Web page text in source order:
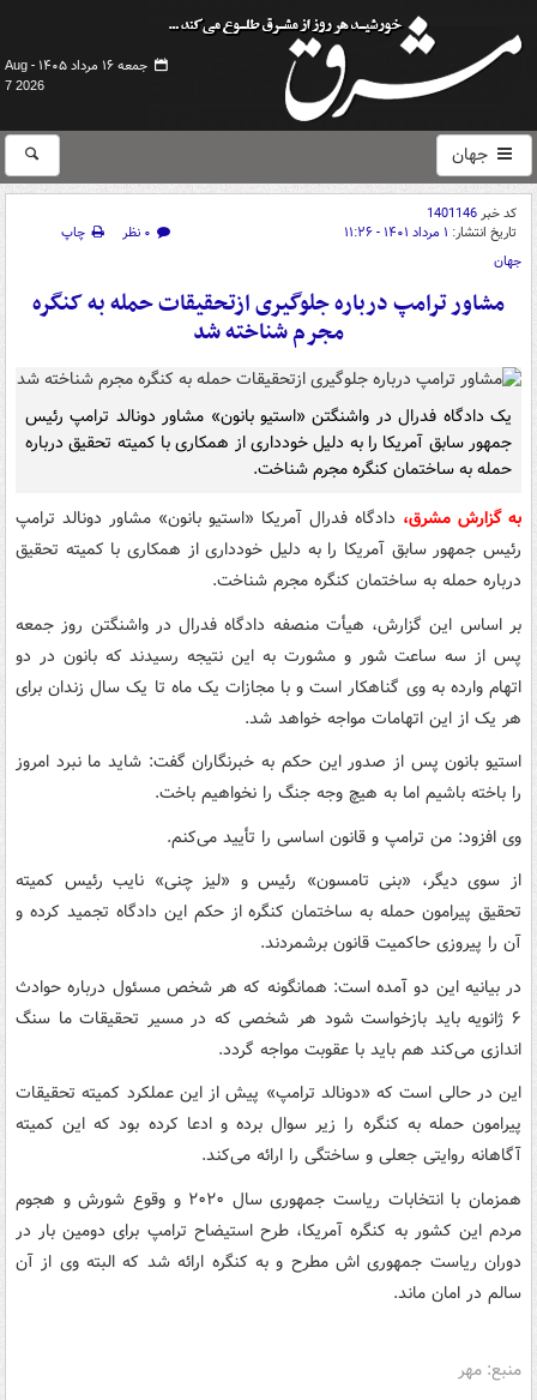
جمعه ۱۶ مرداد ۱۴۰۵ -
Aug
7 2026
جهان
کد خبر1401146
تاریخ انتشار: ۱ مرداد ۱۴۰۱ - ۱۱:۲۶ ۰ نظر
چاپ
جهان
مشاور ترامپ درباره جلوگیری ازتحقیقات حمله به کنگره
مجرم شناخته شد
یک دادگاه فدرال در واشنگتن «استیو بانون» مشاور دونالد ترامپ رئیس
جمهور سابق آمریکا را به دلیل خودداری از همکاری با کمیته تحقیق درباره
حمله به ساختمان کنگره مجرم شناخت.
به گزارش مشرق، دادگاه فدرال آمریکا «استیو بانون» مشاور دونالد ترامپ
رئیس جمهور سابق آمریکا را به دلیل خودداری از همکاری با کمیته تحقیق
درباره حمله به ساختمان کنگره مجرم شناخت.
بر اساس این گزارش، هیأت منصفه دادگاه فدرال در واشنگتن روز جمعه
پس از سه ساعت شور و مشورت به این نتیجه رسیدند که بانون در دو
اتهام وارده به وی گناهکار است و با مجازات یک ماه تا یک سال زندان برای
هر یک از این اتهامات مواجه خواهد شد.
استیو بانون پس از صدور این حکم به خبرنگاران گفت: شاید ما نبرد امروز
را باخته باشیم اما به هیچ وجه جنگ را نخواهیم باخت.
وی افزود: من ترامپ و قانون اساسی را تأیید می‌کنم.
از سوی دیگر، «بنی تامسون» رئیس و «لیز چنی» نایب رئیس کمیته
تحقیق پیرامون حمله به ساختمان کنگره از حکم این دادگاه تجمید کرده و
آن را پیروزی حاکمیت قانون برشمردند.
در بیانیه این دو آمده است: همانگونه که هر شخص مسئول درباره حوادث
۶ ژانویه باید بازخواست شود هر شخصی که در مسیر تحقیقات ما سنگ
اندازی می‌کند هم باید با عقوبت مواجه گردد.
این در حالی است که «دونالد ترامپ» پیش از این عملکرد کمیته تحقیقات
پیرامون حمله به کنگره را زیر سوال برده و ادعا کرده بود که این کمیته
آگاهانه روایتی جعلی و ساختگی را ارائه می‌کند.
همزمان با انتخابات ریاست جمهوری سال ۲۰۲۰ و وقوع شورش و هجوم
مردم این کشور به کنگره آمریکا، طرح استیضاح ترامپ برای دومین بار در
دوران ریاست جمهوری اش مطرح و به کنگره ارائه شد که البته وی از آن
سالم در امان ماند.
منبع: مهر